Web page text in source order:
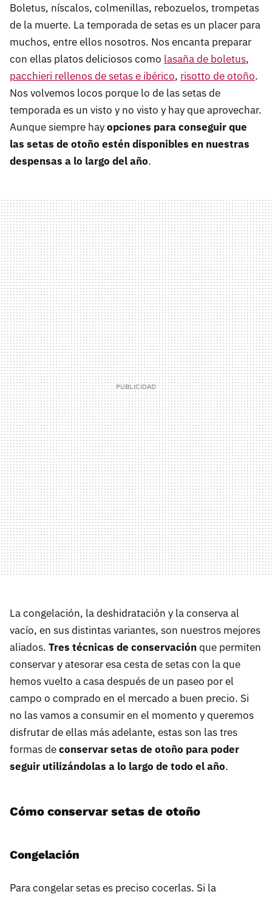
Boletus, níscalos, colmenillas, rebozuelos, trompetas
de la muerte. La temporada de setas es un placer para
muchos, entre ellos nosotros. Nos encanta preparar
con ellas platos deliciosos como lasaña de boletus,
pacchieri rellenos de setas e ibérico, risotto de otoño.
Nos volvemos locos porque lo de las setas de
temporada es un visto y no visto y hay que aprovechar.
Aunque siempre hayopciones para conseguir que
las setas de otoño estén disponibles en nuestras
despensas a lo largo del año.
La congelación, la deshidratación y la conserva al
vacío, en sus distintas variantes, son nuestros mejores
aliados. Tres técnicas de conservación que permiten
conservar y atesorar esa cesta de setas con la que
hemos vuelto a casa después de un paseo por el
campo o comprado en el mercado a buen precio. Si
no las vamos a consumir en el momento y queremos
disfrutar de ellas más adelante, estas son las tres
formas deconservar setas de otoño para poder
seguir utilizándolas a lo largo de todo el año.
Cómo conservar setas de otoño
Congelación
Para congelar setas es preciso cocerlas. Si la